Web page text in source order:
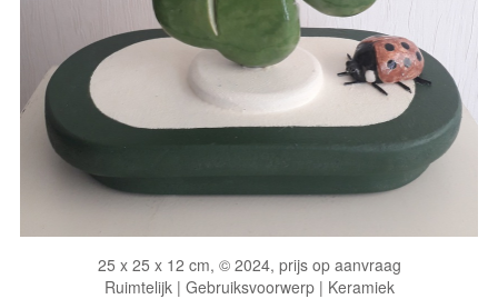
25 x 25 x 12 cm, © 2024, prijs op aanvraag
Ruimtelijk | Gebruiksvoorwerp | Keramiek